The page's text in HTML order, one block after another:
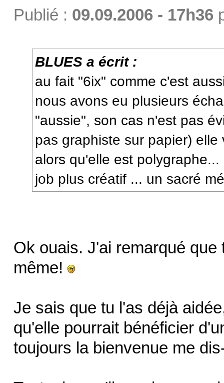
Publié : 09.09.2006 - 17h36
BLUES a écrit :
au fait "6ix" comme c'est
nous avons eu plusieurs
"aussie", son cas n'est pas
pas graphiste sur papier)
alors qu'elle est
job plus créatif ... un sacré
Ok ouais. J'ai remarqué
même!
Je sais que tu l'as déjà
qu'elle pourrait bénéficier
toujours la bienvenue me